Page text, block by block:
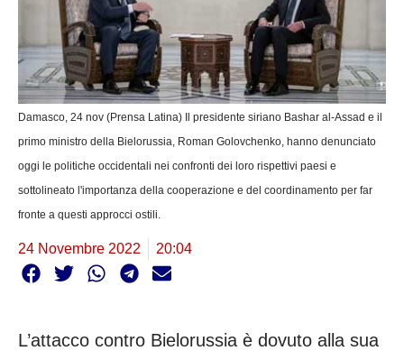
Damasco, 24 nov (Prensa Latina) Il presidente siriano Bashar al-Assad e il
primo ministro della Bielorussia, Roman Golovchenko, hanno denunciato
oggi le politiche occidentali nei confronti dei loro rispettivi paesi e
sottolineato l'importanza della cooperazione e del coordinamento per far
fronte a questi approcci ostili.
24 Novembre 2022 20:04
L’attacco contro Bielorussia è dovuto alla sua